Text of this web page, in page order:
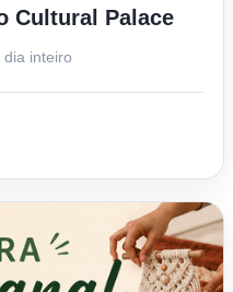
Cultural Palace
inteiro